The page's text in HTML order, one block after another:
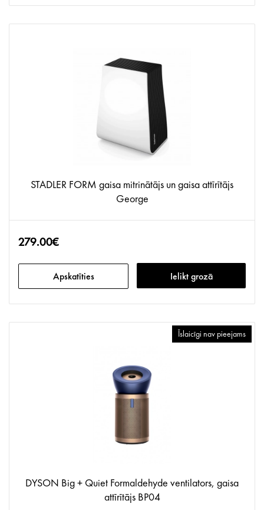
STADLER FORM gaisa mitrinātājs un gaisa attīrītājs
George
279.00€
Apskatīties Ielikt grozā
Īslaicīgi nav pieejams
DYSON Big + Quiet Formaldehyde ventilators, gaisa
attīrītājs BP04